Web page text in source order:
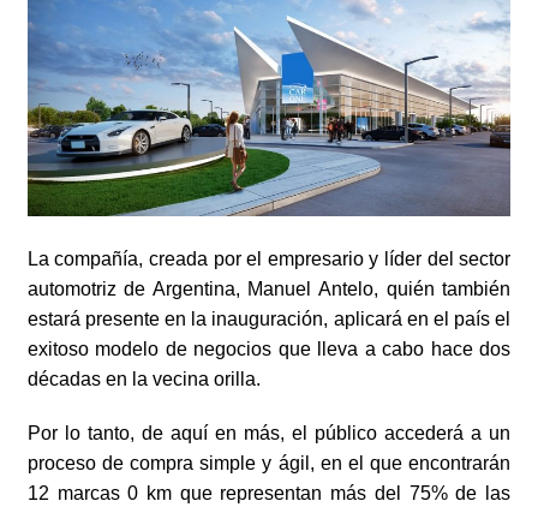
La compañía, creada por el empresario y líder del sector
automotriz de Argentina, Manuel Antelo, quién también
estará presente en la inauguración, aplicará en el país el
exitoso modelo de negocios que lleva a cabo hace dos
décadas en la vecina orilla.
Por lo tanto, de aquí en más, el público accederá a un
proceso de compra simple y ágil, en el que encontrarán
12 marcas 0 km que representan más del 75% de las